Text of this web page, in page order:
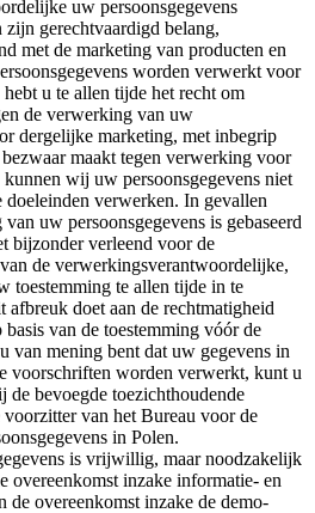
uw persoonsgegevens
gerechtvaardigd belang,
met de marketing van producten en
worden verwerkt voor
u te allen tijde het recht om
de verwerking van uw
dergelijke marketing, met inbegrip
maakt tegen verwerking voor
wij uw persoonsgegevens niet
verwerken. In gevallen
uw persoonsgegevens is gebaseerd
bijzonder verleend voor de
de verwerkingsverantwoordelijke,
toestemming te allen tijde in te
afbreuk doet aan de rechtmatigheid
van de toestemming vóór de
van mening bent dat uw gegevens in
voorschriften worden verwerkt, kunt u
de bevoegde toezichthoudende
van het Bureau voor de
in Polen.
is vrijwillig, maar noodzakelijk
overeenkomst inzake informatie- en
de overeenkomst inzake de demo-